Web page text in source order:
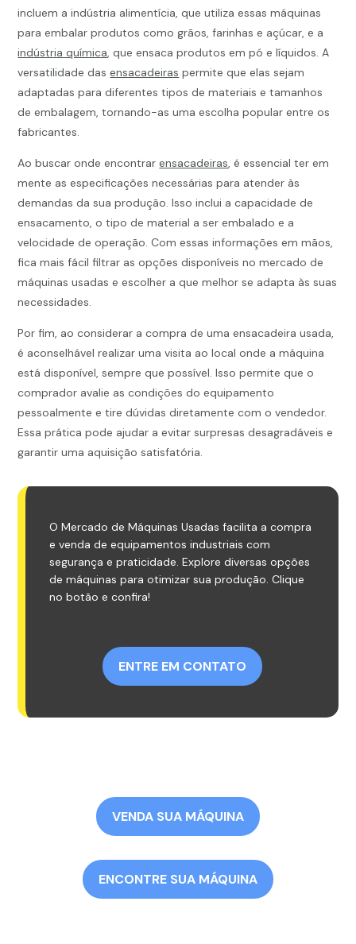
incluem a indústria alimentícia, que utiliza essas máquinas
para embalar produtos como grãos, farinhas e açúcar, e a
indústria química, que ensaca produtos em pó e líquidos. A
versatilidade dasensacadeiras permite que elas sejam
adaptadas para diferentes tipos de materiais e tamanhos
de embalagem, tornando-as uma escolha popular entre os
fabricantes.
Ao buscar onde encontrarensacadeiras, é essencial ter em
mente as especificações necessárias para atender às
demandas da sua produção. Isso inclui a capacidade de
ensacamento, o tipo de material a ser embalado e a
velocidade de operação. Com essas informações em mãos,
fica mais fácil filtrar as opções disponíveis no mercado de
máquinas usadas e escolher a que melhor se adapta às suas
necessidades.
Por fim, ao considerar a compra de uma ensacadeira usada,
é aconselhável realizar uma visita ao local onde a máquina
está disponível, sempre que possível. Isso permite que o
comprador avalie as condições do equipamento
pessoalmente e tire dúvidas diretamente com o vendedor.
Essa prática pode ajudar a evitar surpresas desagradáveis e
garantir uma aquisição satisfatória.
O Mercado de Máquinas Usadas facilita a compra
e venda de equipamentos industriais com
segurança e praticidade. Explore diversas opções
de máquinas para otimizar sua produção. Clique
no botão e confira!
ENTRE EM CONTATO
VENDA SUA MÁQUINA
ENCONTRE SUA MÁQUINA